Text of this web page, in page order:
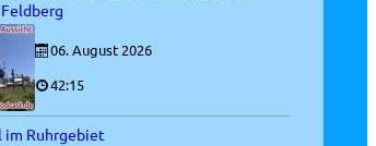
06. August 2026
42:15
im Ruhrgebiet